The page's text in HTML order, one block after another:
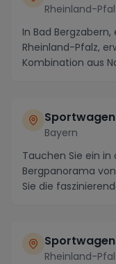
Rheinland-
In Bad
Rheinland-Pfalz,
Kombination aus
Bayern
Tauchen Sie ein
Bergpanorama
Sie die
Rheinland-